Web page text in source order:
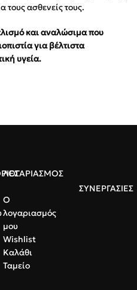
τους ασθενείς τους.
και αναλώσιμα που
για βέλτιστα
υγεία.
ΛΟΓΑΡΙΑΣΜΟΣ
Ο
λογαριασμός
μου
Wishlist
Καλάθι
Ταμείο
ΣΥΝΕΡΓΑΣΙΕΣ